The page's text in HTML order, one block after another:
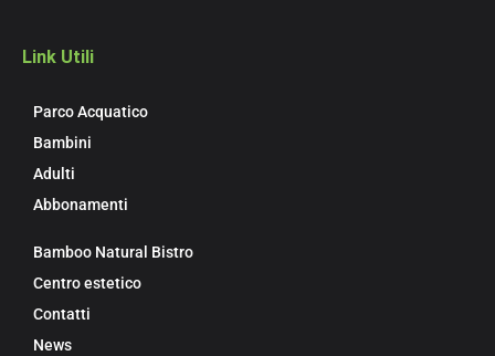
Link Utili
Parco Acquatico
Bambini
Adulti
Abbonamenti
Bamboo Natural Bistro
Centro estetico
Contatti
News